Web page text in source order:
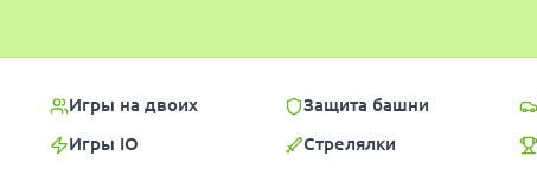
Игры на двоих
Игры IO
Защита башни
Стрелялки